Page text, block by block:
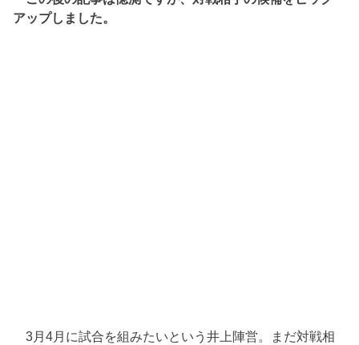
アップしました。
3月4月に試合を組みたいという井上陣営。まだ対戦相